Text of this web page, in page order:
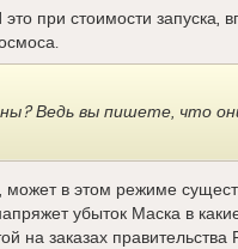
при стоимости
Ведь вы пишете, что
в этом режиме
убыток Маска в
на заказах